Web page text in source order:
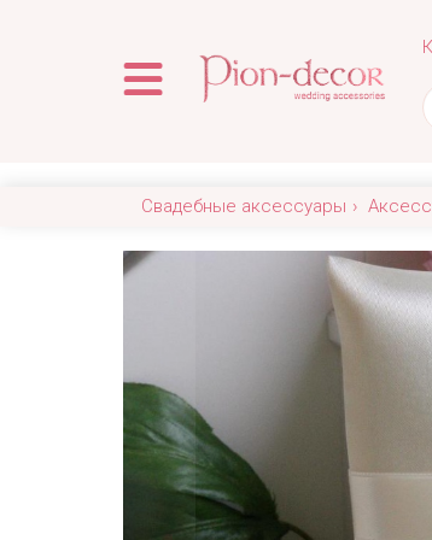
Свадебные аксессуары